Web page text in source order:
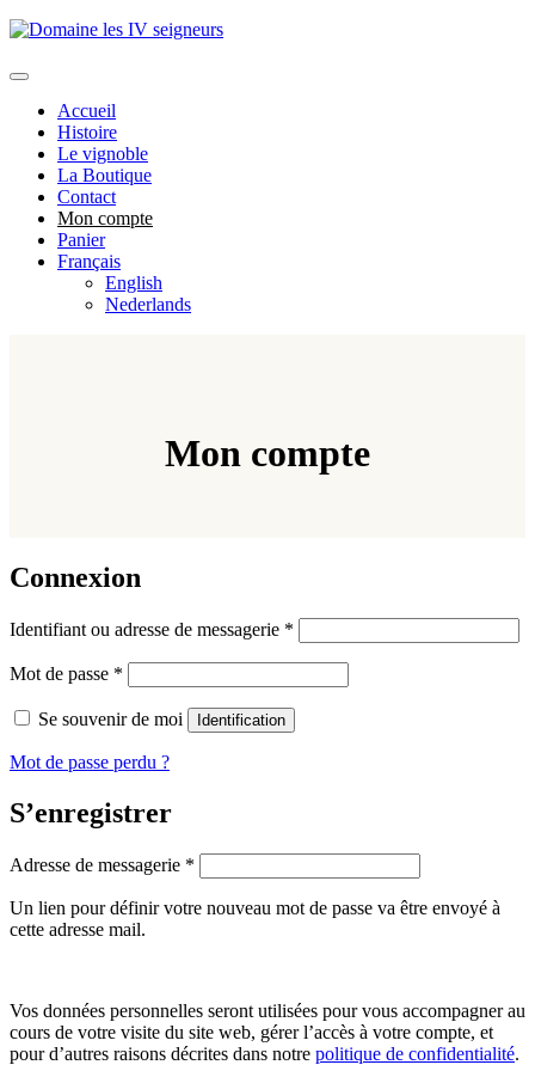
Skip
content
Accueil
Histoire
Le vignoble
La Boutique
Contact
Mon compte
Panier
Français
English
Nederlands
Mon compte
Connexion
Identifiant ou adresse de messagerie *
Mot de passe *
Se souvenir de moi Identification
Mot de passe perdu ?
S’enregistrer
Adresse de messagerie *
Un lien pour définir votre nouveau mot de passe va être envoyé à
cette adresse mail.
Vos données personnelles seront utilisées pour vous accompagner au
cours de votre visite du site web, gérer l’accès à votre compte, et
pour d’autres raisons décrites dans notre politique de confidentialité.